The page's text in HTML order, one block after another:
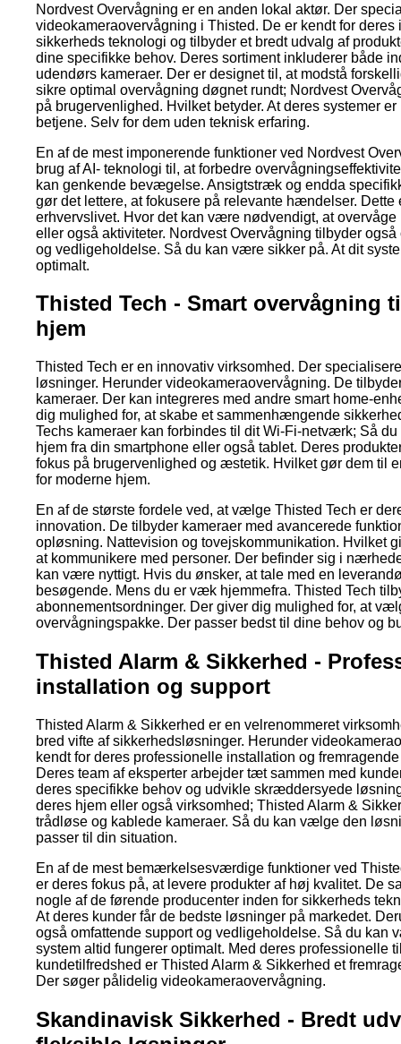
Nordvest Overvågning er en anden lokal aktør. Der
videokameraovervågning i Thisted. De er kendt for
sikkerheds teknologi og tilbyder et bredt udvalg af
dine specifikke behov. Deres sortiment inkluderer både
udendørs kameraer. Der er designet til, at modstå
sikre optimal overvågning døgnet rundt; Nordvest
på brugervenlighed. Hvilket betyder. At deres systemer
betjene. Selv for dem uden teknisk erfaring.
En af de mest imponerende funktioner ved Nordvest
brug af AI- teknologi til, at forbedre
kan genkende bevægelse. Ansigtstræk og endda
gør det lettere, at fokusere på relevante hændelser. Dette
erhvervslivet. Hvor det kan være nødvendigt, at overvåge
eller også aktiviteter. Nordvest Overvågning tilbyder også
og vedligeholdelse. Så du kan være sikker på. At dit
optimalt.
Thisted Tech - Smart overvågning
hjem
Thisted Tech er en innovativ virksomhed. Der
løsninger. Herunder videokameraovervågning. De
kameraer. Der kan integreres med andre smart home-
dig mulighed for, at skabe et sammenhængende
Techs kameraer kan forbindes til dit Wi-Fi-netværk; Så
hjem fra din smartphone eller også tablet. Deres
fokus på brugervenlighed og æstetik. Hvilket gør dem til
for moderne hjem.
En af de største fordele ved, at vælge Thisted Tech er
innovation. De tilbyder kameraer med avancerede
opløsning. Nattevision og tovejskommunikation. Hvilket
at kommunikere med personer. Der befinder sig i
kan være nyttigt. Hvis du ønsker, at tale med en
besøgende. Mens du er væk hjemmefra. Thisted Tech
abonnementsordninger. Der giver dig mulighed for, at
overvågningspakke. Der passer bedst til dine behov og
Thisted Alarm & Sikkerhed -
installation og support
Thisted Alarm & Sikkerhed er en velrenommeret
bred vifte af sikkerhedsløsninger. Herunder
kendt for deres professionelle installation og
Deres team af eksperter arbejder tæt sammen med
deres specifikke behov og udvikle skræddersyede
deres hjem eller også virksomhed; Thisted Alarm &
trådløse og kablede kameraer. Så du kan vælge den
passer til din situation.
En af de mest bemærkelsesværdige funktioner ved
er deres fokus på, at levere produkter af høj kvalitet. De
nogle af de førende producenter inden for sikkerheds
At deres kunder får de bedste løsninger på markedet.
også omfattende support og vedligeholdelse. Så du kan
system altid fungerer optimalt. Med deres professionelle
kundetilfredshed er Thisted Alarm & Sikkerhed et
Der søger pålidelig videokameraovervågning.
Skandinavisk Sikkerhed - Bredt